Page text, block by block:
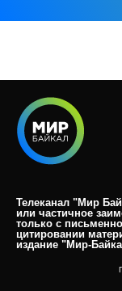
Телеканал "Мир
или частичное
только с
цитировании
издание "Мир-